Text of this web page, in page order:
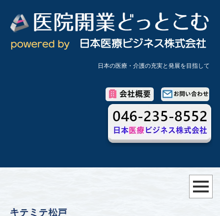
日本の医療・介護の充実と発展を目指して